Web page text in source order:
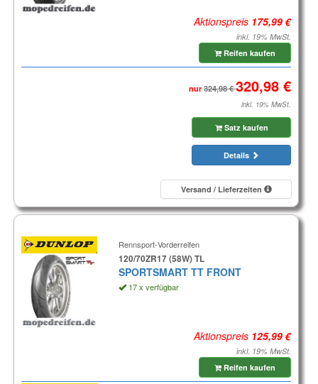
Aktionspreis
inkl. 19% MwSt.
Reifen kaufen
nur
inkl. 19% MwSt.
Satz kaufen
Details
Versand / Lieferzeiten
Rennsport-Vorderreifen
120/70ZR17 (58W) TL
SPORTSMART TT FRONT
17 x verfügbar
Aktionspreis
inkl. 19% MwSt.
Reifen kaufen